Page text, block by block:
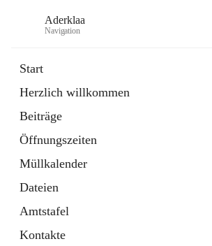
Aderklaa
Navigation
Start
Herzlich willkommen
Beiträge
Öffnungszeiten
Müllkalender
Dateien
Amtstafel
Kontakte
6 Schnellzugriffe
Gemeinde
3 Schnellzugriffe